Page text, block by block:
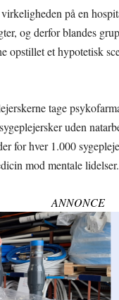
på en
og derfor blandes
opstillet et hypotetisk
tage
uden
for hver 1.000
mod mentale lidelser.
ANNONCE